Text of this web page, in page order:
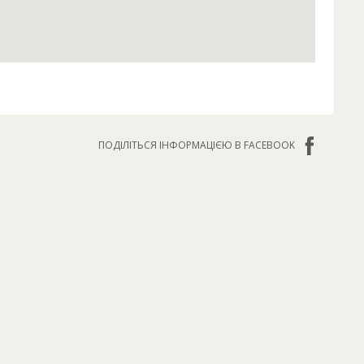
ПОДІЛІТЬСЯ ІНФОРМАЦІЄЮ В FACEBOOK